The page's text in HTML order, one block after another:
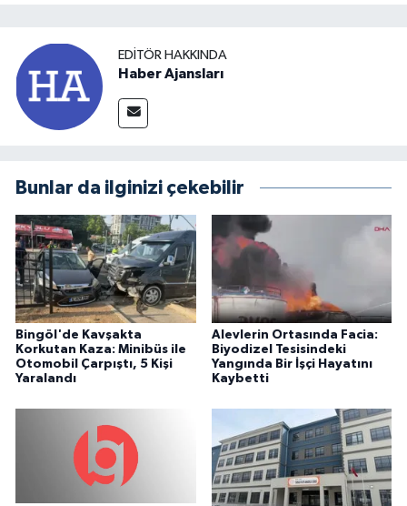
EDITÖR HAKKINDA
Haber Ajansları
Bunlar da ilginizi çekebilir
Bingöl'de Kavşakta
Korkutan Kaza: Minibüs ile
Otomobil Çarpıştı, 5 Kişi
Yaralandı
Alevlerin Ortasında Facia:
Biyodizel Tesisindeki
Yangında Bir İşçi Hayatını
Kaybetti